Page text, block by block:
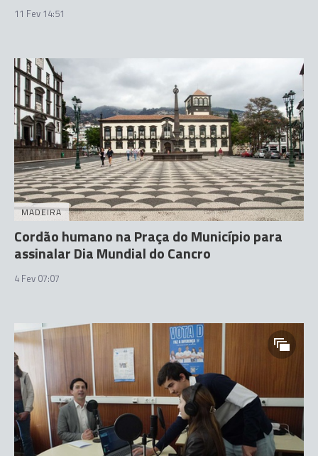
11 Fev 14:51
MADEIRA
Cordão humano na Praça do Município para
assinalar Dia Mundial do Cancro
4 Fev 07:07